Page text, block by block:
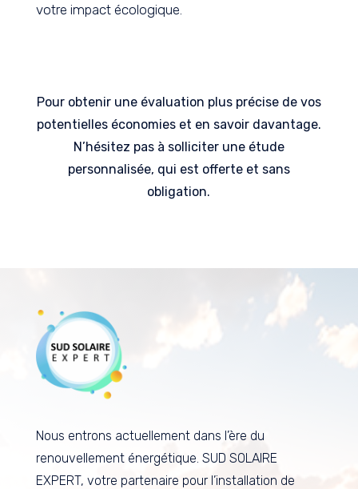
votre impact écologique.
Pour obtenir une évaluation plus précise de vos
potentielles économies et en savoir davantage.
N’hésitez pas à solliciter une étude
personnalisée, qui est offerte et sans
obligation.
Nous entrons actuellement dans l’ère du
renouvellement énergétique. SUD SOLAIRE
EXPERT, votre partenaire pour l’installation de